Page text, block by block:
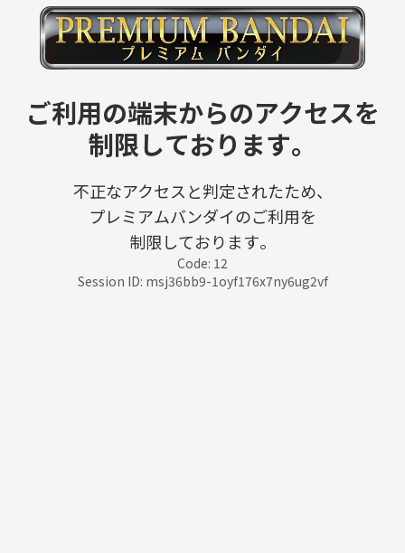
ご利用の端末からのアクセスを
制限しております。
不正なアクセスと判定されたため、
プレミアムバンダイのご利用を
制限しております。
Code: 12
Session ID: msj36bb9-1oyf176x7ny6ug2vf